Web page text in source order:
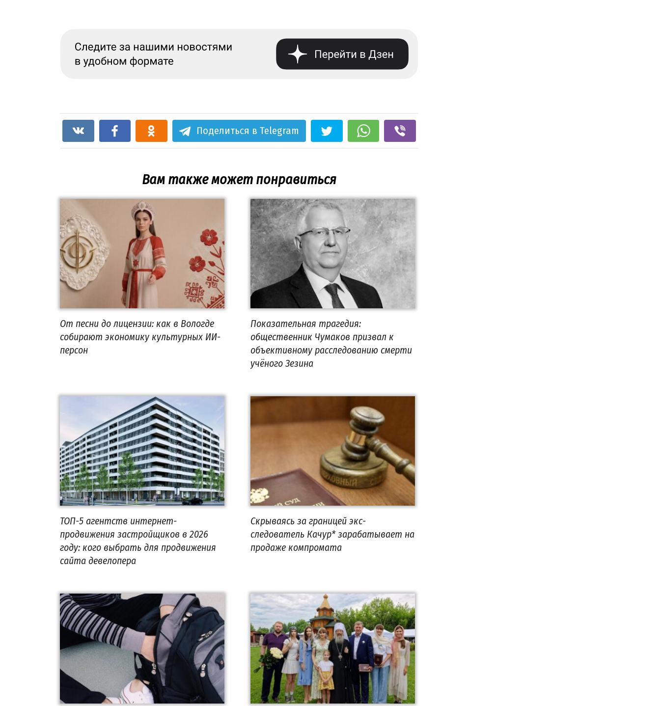
Поделиться в Telegram
Вам также может понравиться
От песни до лицензии: как в Вологде
собирают экономику культурных ИИ-
персон
Показательная трагедия:
общественник Чумаков призвал к
объективному расследованию смерти
учёного Зезина
ТОП-5 агентств интернет-
продвижения застройщиков в 2026
году: кого выбрать для продвижения
сайта девелопера
Скрываясь за границей экс-
следователь Качур* зарабатывает на
продаже компромата